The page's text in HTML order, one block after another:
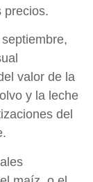
precios.
valor de la
y la leche
del